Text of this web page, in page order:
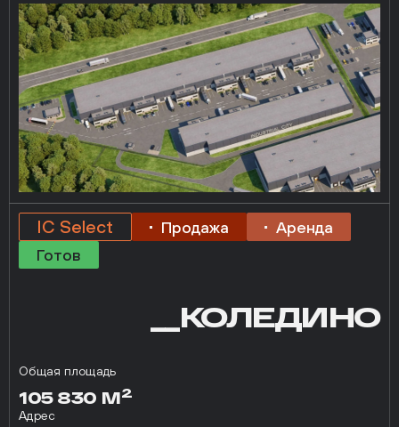
IC Select Продажа
Аренда
Готов
__КОЛЕДИНО
Общая площадь
105 830 М2
Адрес